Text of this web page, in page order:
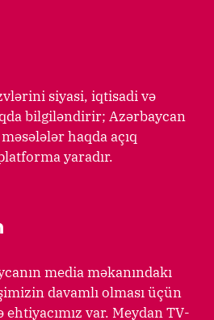
siyasi, iqtisadi və
bilgiləndirir; Azərbaycan
haqda açıq
yaradır.
media məkanındakı
davamlı olması üçün
var. Meydan TV-